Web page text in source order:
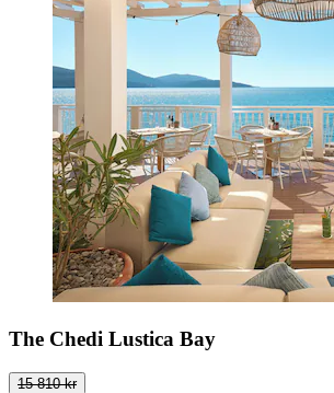
The Chedi Lustica Bay
15 810 kr